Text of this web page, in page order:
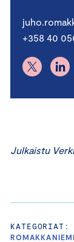
+358 40
Julkaistu
KATEGORIAT:
ROMAKKANIEMI